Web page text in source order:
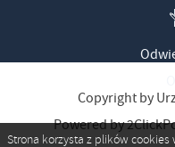
Copyright by
Powered by
Strona korzysta z plików cookies